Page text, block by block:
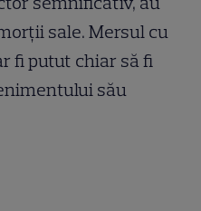
sale. Mersul cu
fi putut chiar să fi
său